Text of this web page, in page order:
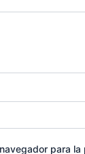
para